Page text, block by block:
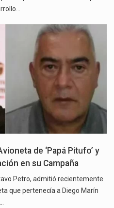
de ‘Papá Pitufo’ y
en su Campaña
Petro, admitió recientemente
que pertenecía a Diego Marín